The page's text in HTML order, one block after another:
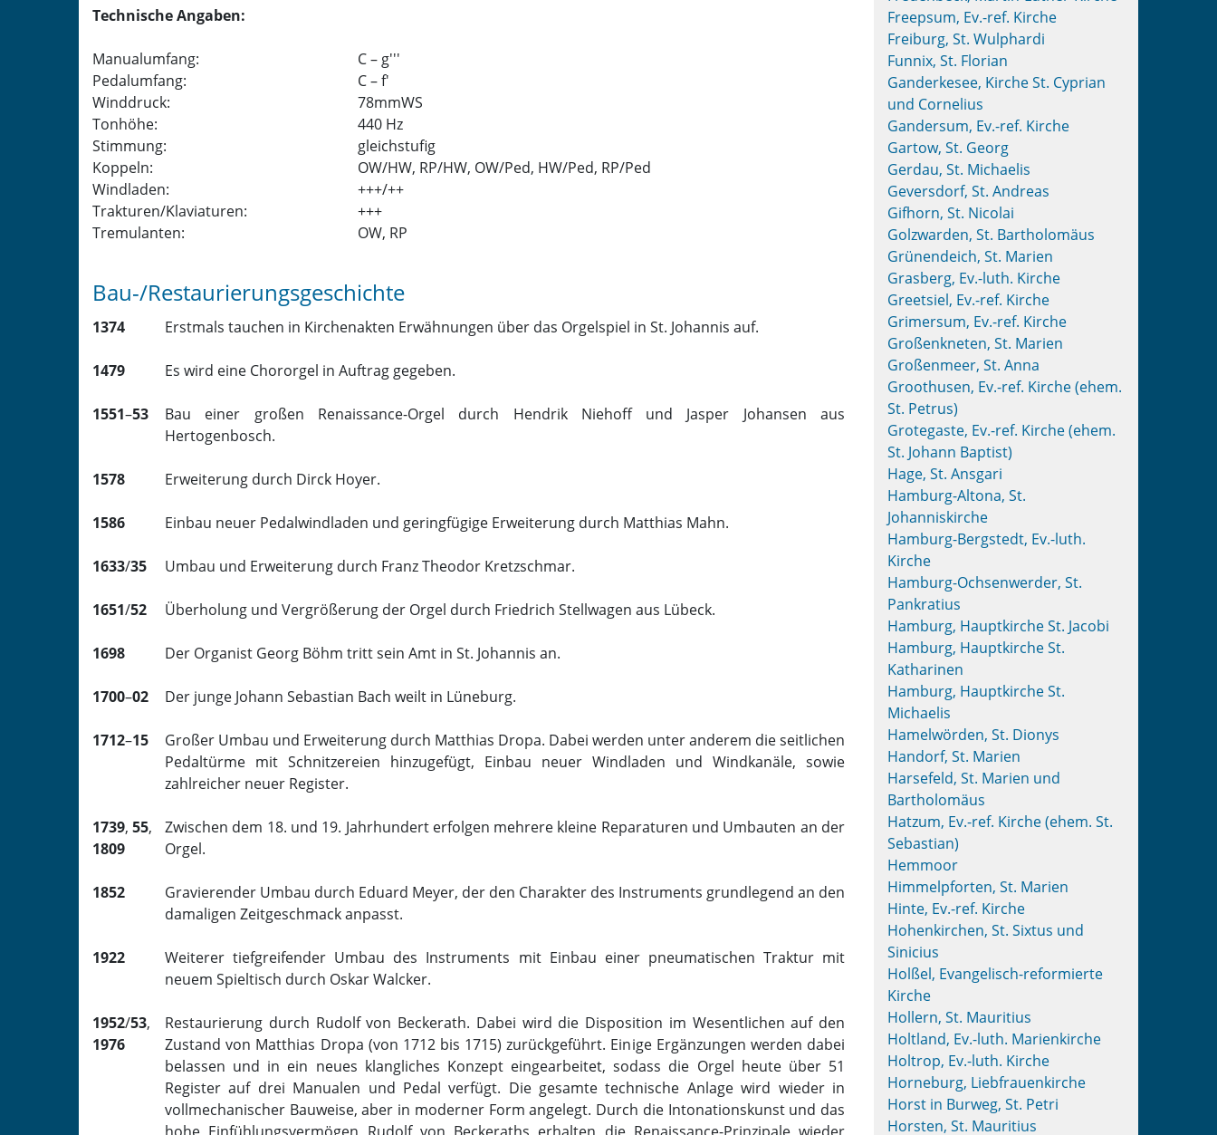
Technische Angaben:
Manualumfang:
Pedalumfang:
Winddruck:
Tonhöhe:
Stimmung:
Koppeln:
Windladen:
Trakturen/Klaviaturen:
Tremulanten:
C – g'''
C – f'
78mmWS
440 Hz
gleichstufig
OW/HW, RP/HW, OW/Ped, HW/Ped, RP/Ped
+++/++
+++
OW, RP
Bau-/Restaurierungsgeschichte
1374 Erstmals tauchen in Kirchenakten Erwähnungen über das Orgelspiel in St. Johannis auf.
1479 Es wird eine Chororgel in Auftrag gegeben.
1551–53
Bau einer großen Renaissance-Orgel durch Hendrik Niehoff und Jasper Johansen aus
Hertogenbosch.
1578 Erweiterung durch Dirck Hoyer.
1586 Einbau neuer Pedalwindladen und geringfügige Erweiterung durch Matthias Mahn.
1633/35 Umbau und Erweiterung durch Franz Theodor Kretzschmar.
1651/52 Überholung und Vergrößerung der Orgel durch Friedrich Stellwagen aus Lübeck.
1698 Der Organist Georg Böhm tritt sein Amt in St. Johannis an.
1700–02 Der junge Johann Sebastian Bach weilt in Lüneburg.
1712–15
Großer Umbau und Erweiterung durch Matthias Dropa. Dabei werden unter anderem die seitlichen
Pedaltürme mit Schnitzereien hinzugefügt, Einbau neuer Windladen und Windkanäle, sowie
zahlreicher neuer Register.
1739, 55,
1809
Zwischen dem 18. und 19. Jahrhundert erfolgen mehrere kleine Reparaturen und Umbauten an der
Orgel.
1852
Gravierender Umbau durch Eduard Meyer, der den Charakter des Instruments grundlegend an den
damaligen Zeitgeschmack anpasst.
1922
Weiterer tiefgreifender Umbau des Instruments mit Einbau einer pneumatischen Traktur mit
neuem Spieltisch durch Oskar Walcker.
1952/53,
1976
Restaurierung durch Rudolf von Beckerath. Dabei wird die Disposition im Wesentlichen auf den
Zustand von Matthias Dropa (von 1712 bis 1715) zurückgeführt. Einige Ergänzungen werden dabei
belassen und in ein neues klangliches Konzept eingearbeitet, sodass die Orgel heute über 51
Register auf drei Manualen und Pedal verfügt. Die gesamte technische Anlage wird wieder in
vollmechanischer Bauweise, aber in moderner Form angelegt. Durch die Intonationskunst und das
Freepsum, Ev.-ref. Kirche
Freiburg, St. Wulphardi
Funnix, St. Florian
Ganderkesee, Kirche St. Cyprian
und Cornelius
Gandersum, Ev.-ref. Kirche
Gartow, St. Georg
Gerdau, St. Michaelis
Geversdorf, St. Andreas
Gifhorn, St. Nicolai
Golzwarden, St. Bartholomäus
Grünendeich, St. Marien
Grasberg, Ev.-luth. Kirche
Greetsiel, Ev.-ref. Kirche
Grimersum, Ev.-ref. Kirche
Großenkneten, St. Marien
Großenmeer, St. Anna
Groothusen, Ev.-ref. Kirche (ehem.
St. Petrus)
Grotegaste, Ev.-ref. Kirche (ehem.
St. Johann Baptist)
Hage, St. Ansgari
Hamburg-Altona, St.
Johanniskirche
Hamburg-Bergstedt, Ev.-luth.
Kirche
Hamburg-Ochsenwerder, St.
Pankratius
Hamburg, Hauptkirche St. Jacobi
Hamburg, Hauptkirche St.
Katharinen
Hamburg, Hauptkirche St.
Michaelis
Hamelwörden, St. Dionys
Handorf, St. Marien
Harsefeld, St. Marien und
Bartholomäus
Hatzum, Ev.-ref. Kirche (ehem. St.
Sebastian)
Hemmoor
Himmelpforten, St. Marien
Hinte, Ev.-ref. Kirche
Hohenkirchen, St. Sixtus und
Sinicius
Holßel, Evangelisch-reformierte
Kirche
Hollern, St. Mauritius
Holtland, Ev.-luth. Marienkirche
Holtrop, Ev.-luth. Kirche
Horneburg, Liebfrauenkirche
Horst in Burweg, St. Petri
Horsten, St. Mauritius